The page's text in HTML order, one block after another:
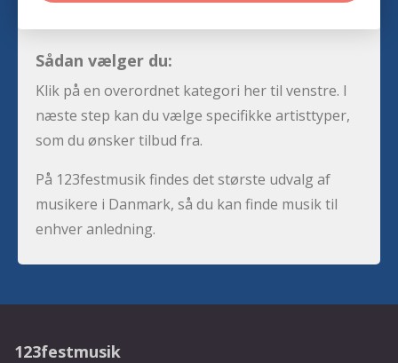
Sådan vælger du:
Klik på en overordnet kategori her til venstre. I
næste step kan du vælge specifikke artisttyper,
som du ønsker tilbud fra.
På 123festmusik findes det største udvalg af
musikere i Danmark, så du kan finde musik til
enhver anledning.
123festmusik